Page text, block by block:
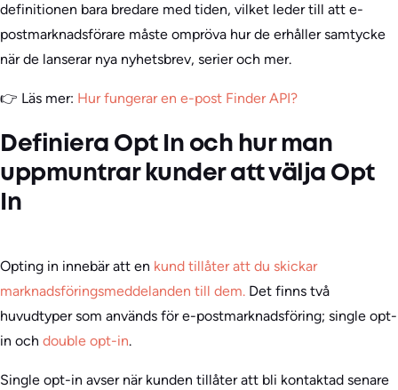
definitionen bara bredare med tiden, vilket leder till att e-
postmarknadsförare måste ompröva hur de erhåller samtycke
när de lanserar nya nyhetsbrev, serier och mer.
👉 Läs mer: Hur fungerar en e-post Finder API?
Definiera Opt In och hur man
uppmuntrar kunder att välja Opt
In
Opting in innebär att en kund tillåter att du skickar
marknadsföringsmeddelanden till dem. Det finns två
huvudtyper som används för e-postmarknadsföring; single opt-
in och double opt-in.
Single opt-in avser när kunden tillåter att bli kontaktad senare